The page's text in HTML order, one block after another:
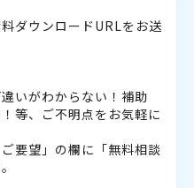
ダウンロードURLをお送
いがわからない！補助
等、ご不明点をお気軽に
要望」の欄に「無料相談